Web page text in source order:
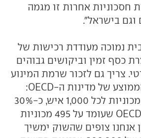
חסכוניות אחרות זו מגמה
בישראל".
נמוכה מעודדת רכישות של
כסף זמין וביקושים גבוהים
צריך גם לזכור שרמת המינוע
בישראל נמוכה מהממוצע של מדינות ה-OECD:
בישראל ישנן 340 מכוניות לכל 1,000 איש, כ-30%
פחות מממוצע ה-OECD שעומד על 495 מכוניות
איש. לכן אנחנו צופים שהשוק ימשיך